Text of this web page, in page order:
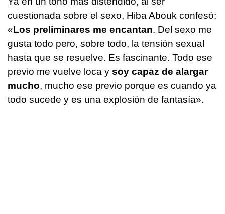
cuestionada sobre el sexo, Hiba Abouk confesó:
«Los preliminares me encantan. Del sexo me
gusta todo pero, sobre todo, la tensión sexual
hasta que se resuelve. Es fascinante. Todo ese
previo me vuelve loca y soy capaz de alargar
mucho, mucho ese previo porque es cuando ya
todo sucede y es una explosión de fantasía».